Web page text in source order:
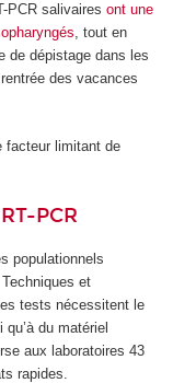
PCR salivaires ont une
, tout en
de dépistage dans les
des vacances
facteur limitant de
PCR
populationnels
et
tests nécessitent le
du matériel
aux laboratoires 43
rapides.